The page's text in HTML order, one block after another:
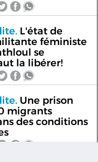
L'état de
féministe
se
la libérer!
Une prison
migrants
des conditions